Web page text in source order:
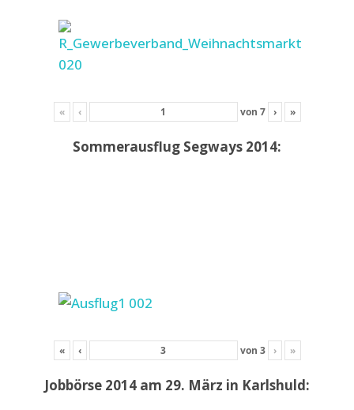
« ‹ von 7 › »
Sommerausflug Segways 2014:
« ‹ von 3 › »
Jobbörse 2014 am 29. März in Karlshuld: